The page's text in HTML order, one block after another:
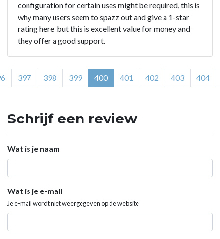
configuration for certain uses might be required, this is
why many users seem to spazz out and give a 1-star
rating here, but this is excellent value for money and
they offer a good support.
397 398 399 400 401 402 403 404
Schrijf een review
Wat is je naam
Wat is je e-mail
Je e-mail wordt niet weergegeven op de website